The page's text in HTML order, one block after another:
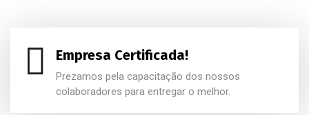
Empresa Certificada!
Prezamos pela capacitação dos nossos
colaboradores para entregar o melhor.